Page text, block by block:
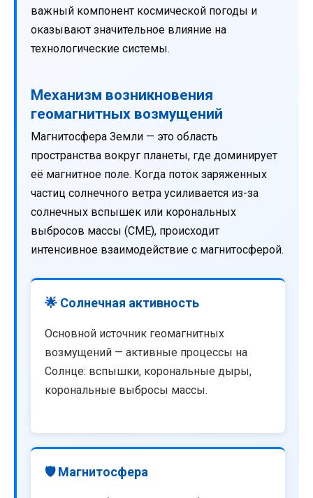
важный компонент космической погоды и
оказывают значительное влияние на
технологические системы.
Механизм возникновения
геомагнитных возмущений
Магнитосфера Земли — это область
пространства вокруг планеты, где доминирует
её магнитное поле. Когда поток заряженных
частиц солнечного ветра усиливается из-за
солнечных вспышек или корональных
выбросов массы (CME), происходит
интенсивное взаимодействие с магнитосферой.
🌟 Солнечная активность
Основной источник геомагнитных
возмущений — активные процессы на
Солнце: вспышки, корональные дыры,
корональные выбросы массы.
🛡️ Магнитосфера